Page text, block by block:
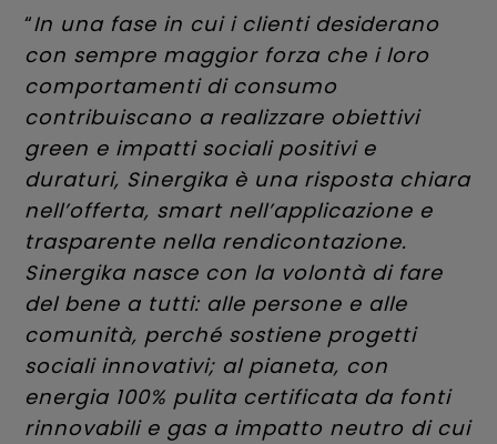
“In una fase in cui i clienti desiderano
con sempre maggior forza che i loro
comportamenti di consumo
contribuiscano a realizzare obiettivi
green e impatti sociali positivi e
duraturi, Sinergika è una risposta chiara
nell’offerta, smart nell’applicazione e
trasparente nella rendicontazione.
Sinergika nasce con la volontà di fare
del bene a tutti: alle persone e alle
comunità, perché sostiene progetti
sociali innovativi; al pianeta, con
energia 100% pulita certificata da fonti
rinnovabili e gas a impatto neutro di cui